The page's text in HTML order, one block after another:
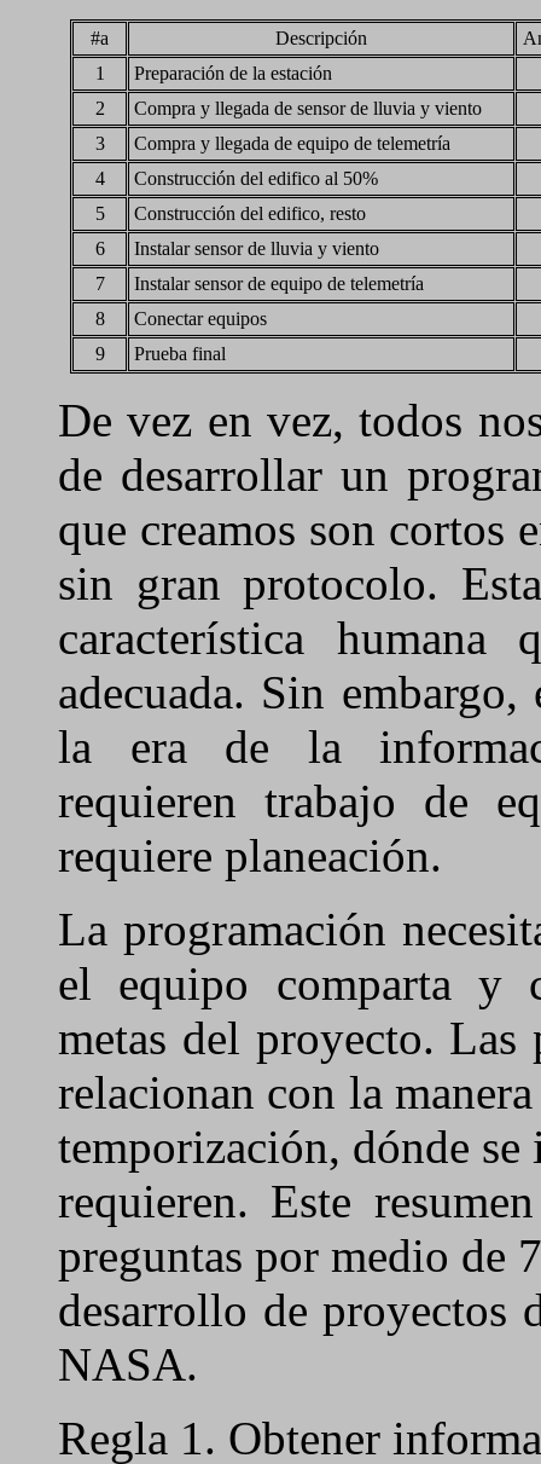
#a Descripción
1
Preparación de la estación
2
Compra y llegada de sensor de lluvia y viento
3
Compra y llegada de equipo de telemetría
4
Construcción del edifico al 50%
5
Construcción del edifico, resto
6
Instalar sensor de lluvia y viento
7
Instalar sensor de equipo de telemetría
8
Conectar equipos
9
Prueba final
De vez en vez, todos
de desarrollar un
que creamos son cortos
sin gran protocolo.
característica humana
adecuada. Sin
la era de la
requieren trabajo de
requiere planeación.
La programación
el equipo comparta y
metas del proyecto. Las
relacionan con la
temporización, dónde se
requieren. Este
preguntas por medio de
desarrollo de proyectos
NASA.
Regla 1. Obtener